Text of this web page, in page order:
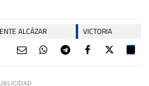
ALCÁZAR VICTORIA